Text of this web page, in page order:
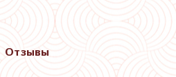
Отзывы